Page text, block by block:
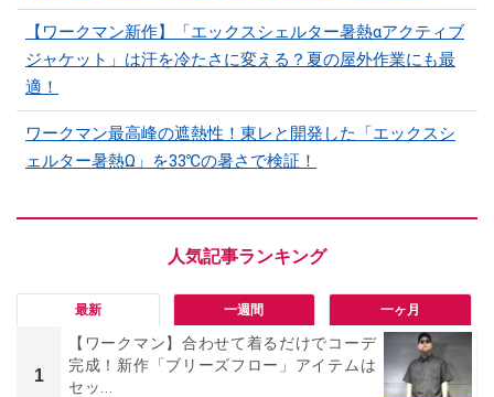
【ワークマン新作】「エックスシェルター暑熱αアクティブ
ジャケット」は汗を冷たさに変える？夏の屋外作業にも最
適！
ワークマン最高峰の遮熱性！東レと開発した「エックスシ
ェルター暑熱Ω」を33℃の暑さで検証！
最新 一週間 一ヶ月
1
【ワークマン】合わせて着るだけでコーデ
完成！新作「ブリーズフロー」アイテムは
セッ...